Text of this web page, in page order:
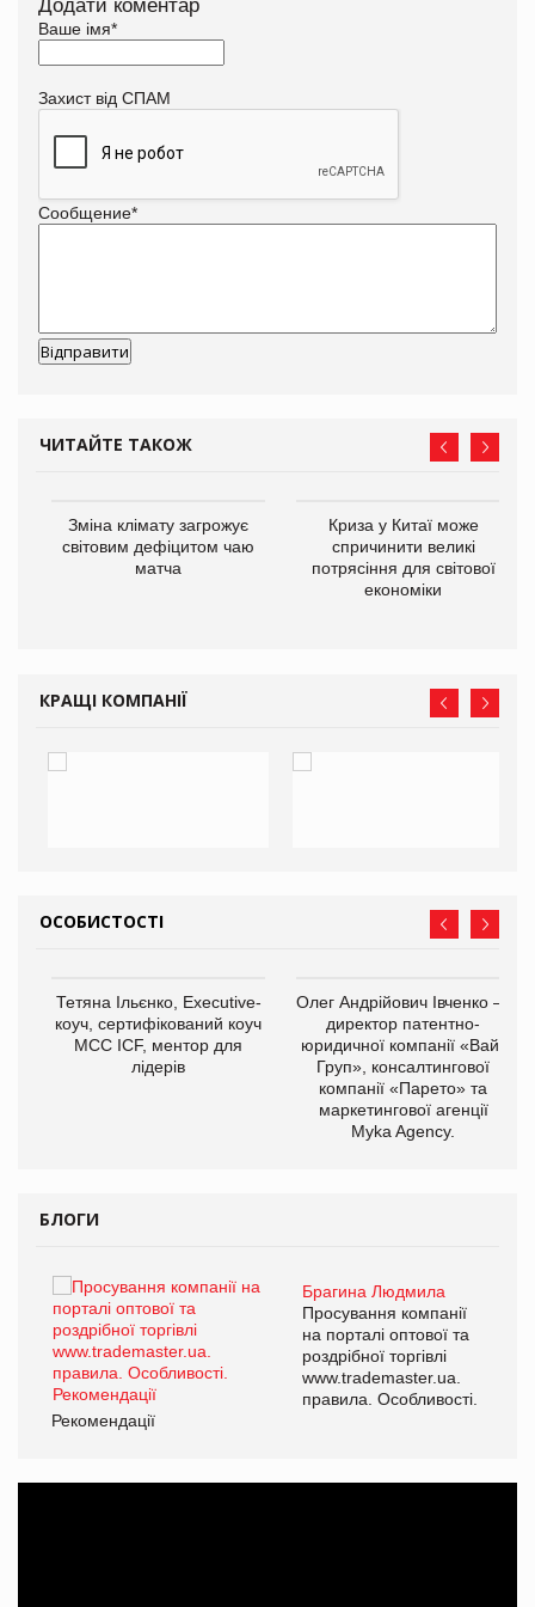
Додати коментар
Ваше імя*
Захист від СПАМ
Сообщение*
ЧИТАЙТЕ ТАКОЖ
Зміна клімату загрожує
світовим дефіцитом чаю
матча
Криза у Китаї може
спричинити великі
потрясіння для світової
економіки
КРАЩІ КОМПАНІЇ
ОСОБИСТОСТІ
Тетяна Ільєнко, Executive-
коуч, сертифікований коуч
МСС ICF, ментор для
лідерів
Олег Андрійович Івченко —
директор патентно-
юридичної компанії «Вайз
Груп», консалтингової
компанії «Парето» та
маркетингової агенції
Myka Agency.
БЛОГИ
Брагина Людмила
Просування компанії
на порталі оптової та
роздрібної торгівлі
www.trademaster.ua.
правила. Особливості.
Рекомендації